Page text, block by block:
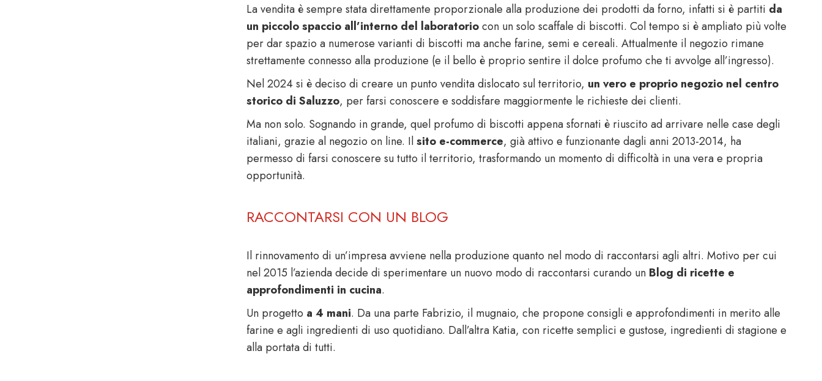
La vendita è sempre stata direttamente proporzionale alla produzione dei prodotti da forno, infatti si è partiti da
un piccolo spaccio all’interno del laboratoriocon un solo scaffale di biscotti. Col tempo si è ampliato più volte
per dar spazio a numerose varianti di biscotti ma anche farine, semi e cereali. Attualmente il negozio rimane
strettamente connesso alla produzione (e il bello è proprio sentire il dolce profumo che ti avvolge all’ingresso).
Nel 2024 si è deciso di creare un punto vendita dislocato sul territorio, un vero e proprio negozio nel centro
storico di Saluzzo, per farsi conoscere e soddisfare maggiormente le richieste dei clienti.
Ma non solo. Sognando in grande, quel profumo di biscotti appena sfornati è riuscito ad arrivare nelle case degli
italiani, grazie al negozio on line. Ilsito e-commerce, già attivo e funzionante dagli anni 2013-2014, ha
permesso di farsi conoscere su tutto il territorio, trasformando un momento di difficoltà in una vera e propria
opportunità.
RACCONTARSI CON UN BLOG
Il rinnovamento di un’impresa avviene nella produzione quanto nel modo di raccontarsi agli altri. Motivo per cui
nel 2015 l’azienda decide di sperimentare un nuovo modo di raccontarsi curando un Blog di ricette e
approfondimenti in cucina.
Un progetto a 4 mani. Da una parte Fabrizio, il mugnaio, che propone consigli e approfondimenti in merito alle
farine e agli ingredienti di uso quotidiano. Dall’altra Katia, con ricette semplici e gustose, ingredienti di stagione e
alla portata di tutti.